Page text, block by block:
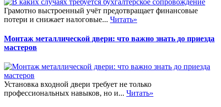
Грамотно выстроенный учёт предотвращает финансовые
потери и снижает налоговые... Читать»
Монтаж металлической двери: что важно знать до приезда
мастеров
Установка входной двери требует не только
профессиональных навыков, но и... Читать»